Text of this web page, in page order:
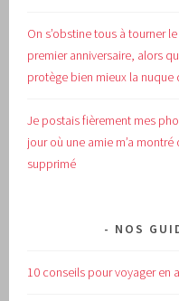
On s’obstine tous à tourner
premier anniversaire, alors
protège bien mieux la nuque
Je postais fièrement mes
jour où une amie m’a
supprimé
NOS
10 conseils pour voyager en